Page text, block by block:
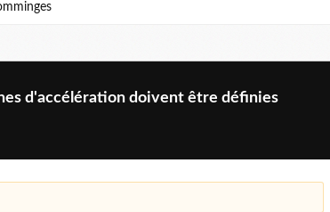
d'accélération doivent être définies